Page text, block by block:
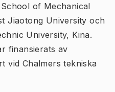
of Mechanical
Jiaotong University och
University, Kina.
finansierats av
vid Chalmers tekniska